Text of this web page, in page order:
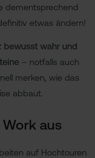
dementsprechend
etwas ändern!
bewusst wahr und
– notfalls auch
merken, wie das
abbaut.
aus
auf Hochtouren